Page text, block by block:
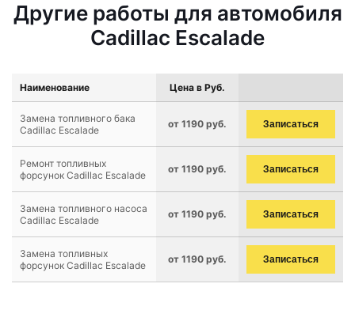
Другие работы для автомобиля
Cadillac Escalade
Наименование Цена в Руб.
Замена топливного бака
Cadillac Escalade
от 1190 руб. Записаться
Ремонт топливных
форсунок Cadillac Escalade
от 1190 руб. Записаться
Замена топливного насоса
Cadillac Escalade
от 1190 руб. Записаться
Замена топливных
форсунок Cadillac Escalade
от 1190 руб. Записаться